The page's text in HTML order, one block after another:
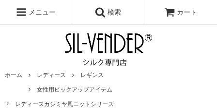
メニュー 検索 カート
ホーム レディース
レギンス
女性用ピックアップアイテム
レディースカシミヤ風ニットシリーズ